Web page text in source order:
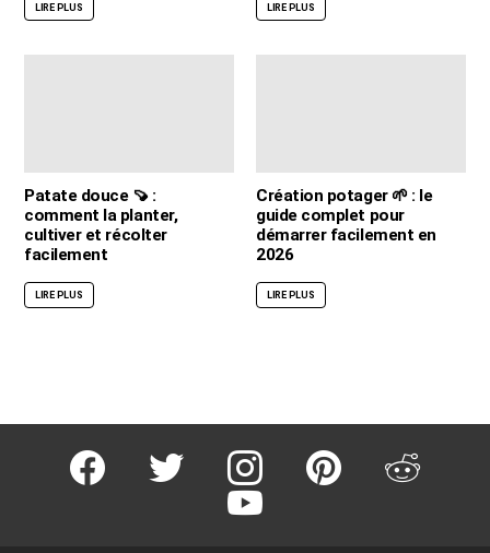
LIRE PLUS LIRE PLUS
Patate douce 🍠 :
comment la planter,
cultiver et récolter
facilement
LIRE PLUS
Création potager 🌱 : le
guide complet pour
démarrer facilement en
2026
LIRE PLUS
facebook twitter instagram pinterest reddit
youtube